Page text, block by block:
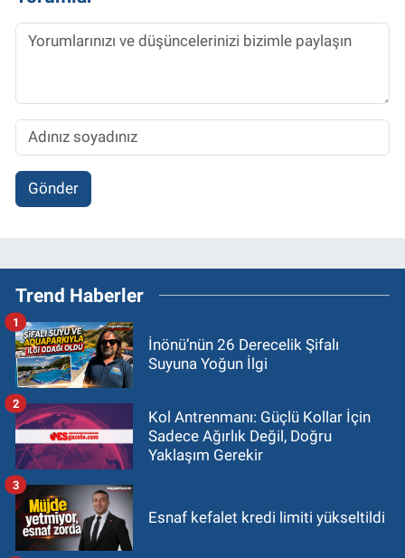
Gönder
Trend Haberler
İnönü’nün 26 Derecelik Şifalı
Suyuna Yoğun İlgi
1
Kol Antrenmanı: Güçlü Kollar İçin
Sadece Ağırlık Değil, Doğru
Yaklaşım Gerekir
2
Esnaf kefalet kredi limiti yükseltildi
3